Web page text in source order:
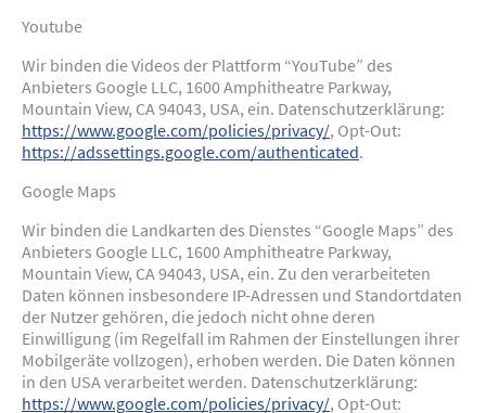
Youtube
Wir binden die Videos der Plattform “YouTube” des
Anbieters Google LLC, 1600 Amphitheatre Parkway,
Mountain View, CA 94043, USA, ein. Datenschutzerklärung:
https://www.google.com/policies/privacy/, Opt-Out:
https://adssettings.google.com/authenticated.
Google Maps
Wir binden die Landkarten des Dienstes “Google Maps” des
Anbieters Google LLC, 1600 Amphitheatre Parkway,
Mountain View, CA 94043, USA, ein. Zu den verarbeiteten
Daten können insbesondere IP-Adressen und Standortdaten
der Nutzer gehören, die jedoch nicht ohne deren
Einwilligung (im Regelfall im Rahmen der Einstellungen ihrer
Mobilgeräte vollzogen), erhoben werden. Die Daten können
in den USA verarbeitet werden. Datenschutzerklärung:
https://www.google.com/policies/privacy/, Opt-Out: